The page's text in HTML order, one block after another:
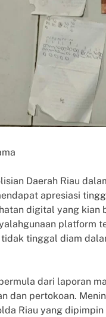
Daerah Riau
apresiasi
digital yang kian
platform
tinggal diam
dari laporan
dan pertokoan.
Riau yang